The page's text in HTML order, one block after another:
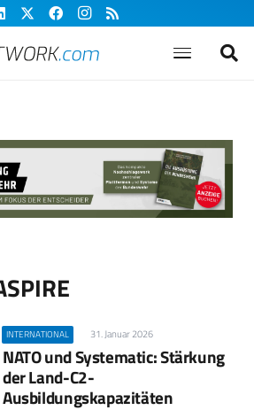
INTERNATIONAL 31. Januar 2026
NATO und Systematic: Stärkung
der Land-C2-
Ausbildungskapazitäten